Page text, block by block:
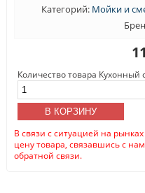
Категорий: Мойки и
Количество товара Кухонный
В КОРЗИНУ
В связи с ситуацией на
цену товара, связавшись с
обратной связи.